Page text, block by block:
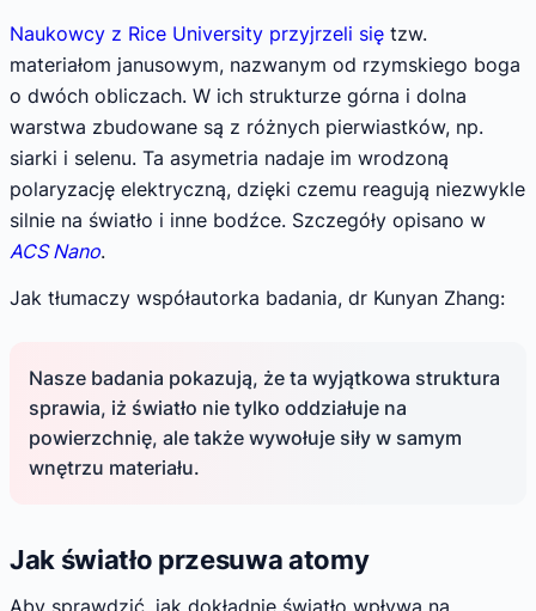
Naukowcy z Rice University przyjrzeli się tzw.
materiałom janusowym, nazwanym od rzymskiego boga
o dwóch obliczach. W ich strukturze górna i dolna
warstwa zbudowane są z różnych pierwiastków, np.
siarki i selenu. Ta asymetria nadaje im wrodzoną
polaryzację elektryczną, dzięki czemu reagują niezwykle
silnie na światło i inne bodźce. Szczegóły opisano w
ACS Nano.
Jak tłumaczy współautorka badania, dr Kunyan Zhang:
Nasze badania pokazują, że ta wyjątkowa struktura
sprawia, iż światło nie tylko oddziałuje na
powierzchnię, ale także wywołuje siły w samym
wnętrzu materiału.
Jak światło przesuwa atomy